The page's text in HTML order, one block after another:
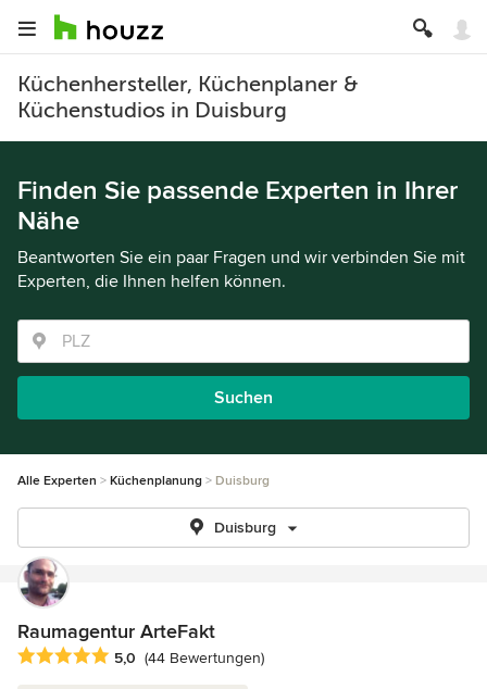
Küchenhersteller, Küchenplaner &
Küchenstudios in Duisburg
Finden Sie passende Experten in Ihrer
Nähe
Beantworten Sie ein paar Fragen und wir verbinden Sie mit
Experten, die Ihnen helfen können.
Suchen
Alle Experten Küchenplanung Duisburg
Duisburg
Raumagentur ArteFakt
Durchschnittliche Bewertung: 5 von 5 Sternen
5,0 (44 Bewertungen)